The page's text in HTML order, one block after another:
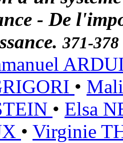
- De
371-378
•
• Elsa
• Virginie